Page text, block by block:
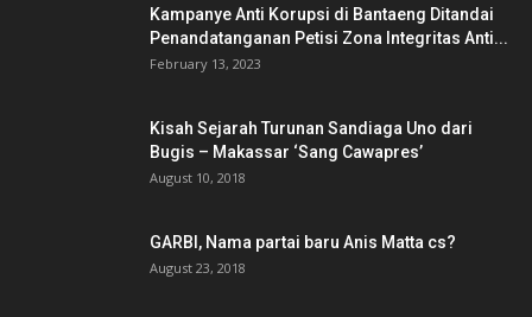
Kampanye Anti Korupsi di Bantaeng Ditandai
Penandatanganan Petisi Zona Integritas Anti...
February 13, 2023
Kisah Sejarah Turunan Sandiaga Uno dari
Bugis – Makassar ‘Sang Cawapres’
August 10, 2018
GARBI, Nama partai baru Anis Matta cs?
August 23, 2018